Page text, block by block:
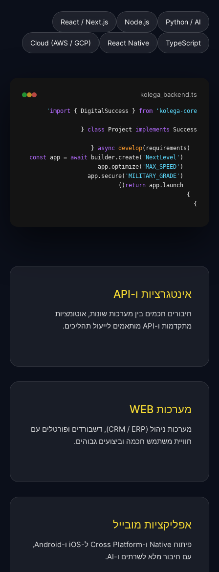
Python / AI
Node.js
React / Next.js
TypeScript
React Native
Cloud (AWS / GCP)
kolega_backend.ts
import { DigitalSuccess } from 'kolega-core'
class Project implements
async develop
const app = await builder.create( 'NextLevel'
'MAX_SPEED'
'MILITARY_GRADE'
return
}
אינטגרציות ו-API
חיבורים חכמים בין מערכות שונות, אוטומציות
מתקדמות ו-API מותאמים לייעול תהליכים.
מערכות WEB
מערכות ניהול (CRM / ERP), דשבורדים ופורטלים עם
חוויית משתמש חכמה וביצועים גבוהים.
אפליקציות מובייל
פיתוח Native ו-Cross Platform ל-iOS ו-Android,
עם חיבור מלא לשרתים ו-AI.